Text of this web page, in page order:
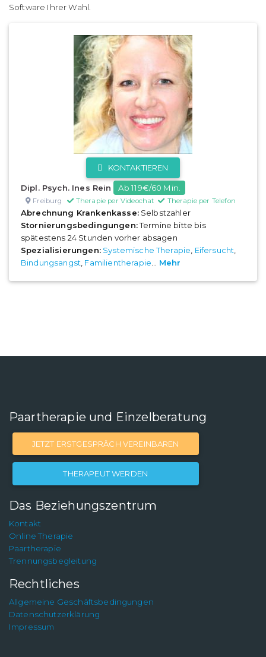
Software Ihrer Wahl.
KONTAKTIEREN
Dipl. Psych. Ines Rein Ab 119€/60 Min.
Freiburg Therapie per Videochat Therapie per Telefon
Abrechnung Krankenkasse:Selbstzahler
Stornierungsbedingungen:Termine bitte bis
spätestens 24 Stunden vorher absagen
Spezialisierungen: Systemische Therapie Eifersucht
Bindungsangst Familientherapie Mehr
Paartherapie und Einzelberatung
JETZT ERSTGESPRÄCH VEREINBAREN
THERAPEUT WERDEN
Das Beziehungszentrum
Kontakt
Online Therapie
Paartherapie
Trennungsbegleitung
Rechtliches
Allgemeine Geschäftsbedingungen
Datenschutzerklärung
Impressum